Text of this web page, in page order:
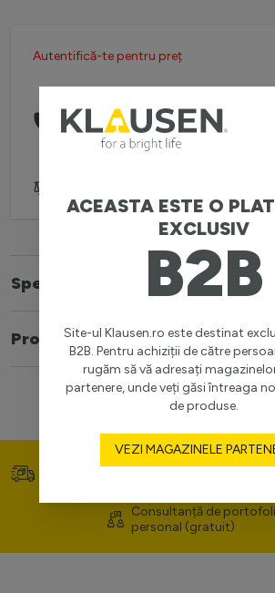
Autentifică-te pentru preț
0738 757 210
(L-V: 08:30-16:00)
Specificatii
Produse similare
ACEASTA ESTE O
EXCLUSIV
B2B
Site-ul Klausen.ro este destinat
B2B. Pentru achiziții de către
rugăm să vă adresați
partenere, unde veți găsi întreaga
de produse.
VEZI MAGAZINELE
Transport gratuit (>400
Consultanță de
personal (gratuit)